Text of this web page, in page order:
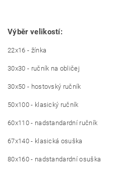
Výběr velikostí:
22x16 - žínka
30x30 - ručník na obličej
30x50 - hostovský ručník
50x100 - klasický ručník
60x110 - nadstandardní ručník
67x140 - klasická osuška
80x160 - nadstandardní osuška